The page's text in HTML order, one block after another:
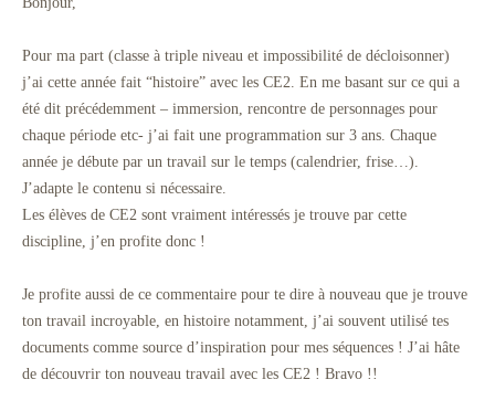
Pour ma part (classe à triple niveau et impossibilité de décloisonner)
j’ai cette année fait “histoire” avec les CE2. En me basant sur ce qui a
été dit précédemment – immersion, rencontre de personnages pour
chaque période etc- j’ai fait une programmation sur 3 ans. Chaque
année je débute par un travail sur le temps (calendrier, frise…).
J’adapte le contenu si nécessaire.
Les élèves de CE2 sont vraiment intéressés je trouve par cette
discipline, j’en profite donc !
Je profite aussi de ce commentaire pour te dire à nouveau que je trouve
ton travail incroyable, en histoire notamment, j’ai souvent utilisé tes
documents comme source d’inspiration pour mes séquences ! J’ai hâte
de découvrir ton nouveau travail avec les CE2 ! Bravo !!